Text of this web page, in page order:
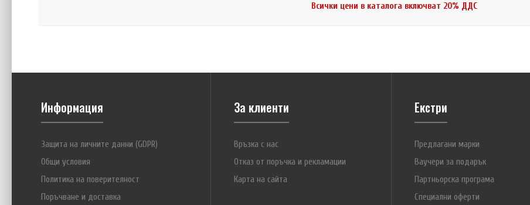
Всички цени в каталога включват 20% ДДС
Информация
Защита на личните данни (GDPR)
Общи условия
Политика на поверителност
Поръчване и доставка
За клиенти
Връзка с нас
Отказ от поръчка и рекламации
Карта на сайта
Екстри
Предлагани марки
Ваучери за подарък
Партньорска програма
Специални оферти